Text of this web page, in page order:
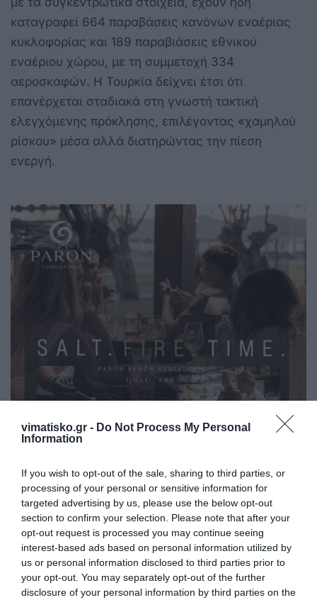
vimatisko.gr - Do Not Process My Personal
Information
If you wish to opt-out of the sale, sharing to third parties, or
processing of your personal or sensitive information for
targeted advertising by us, please use the below opt-out
section to confirm your selection. Please note that after your
opt-out request is processed you may continue seeing
interest-based ads based on personal information utilized by
us or personal information disclosed to third parties prior to
your opt-out. You may separately opt-out of the further
disclosure of your personal information by third parties on the
καταγραφεί 664 παραβάσεις κανόνων εναέριας
κυκλοφορίας και 189 παραβιάσεις εθνικού
εναέριου χώρου, με τη συμμετοχή 334
αεροσκαφών. Η Τουρκία δείχνει έτσι ότι
επανέρχεται σταδιακά στη γνωστή τακτική
ελεγχόμενης πρόκλησης, επιλέγοντας «χαμηλού
ρίσκου» μέσα αλλά διατηρώντας την πίεση
ενεργή.
Η στρατηγική της Άγκυρας και ο κίνδυνος
νέας κλιμάκωσης
Η ρητορική της Τουρκίας δεν είναι τυχαία. Έρχεται